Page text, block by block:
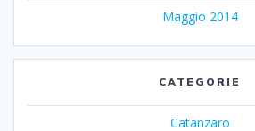
Maggio 2014
CATEGORIE
Catanzaro